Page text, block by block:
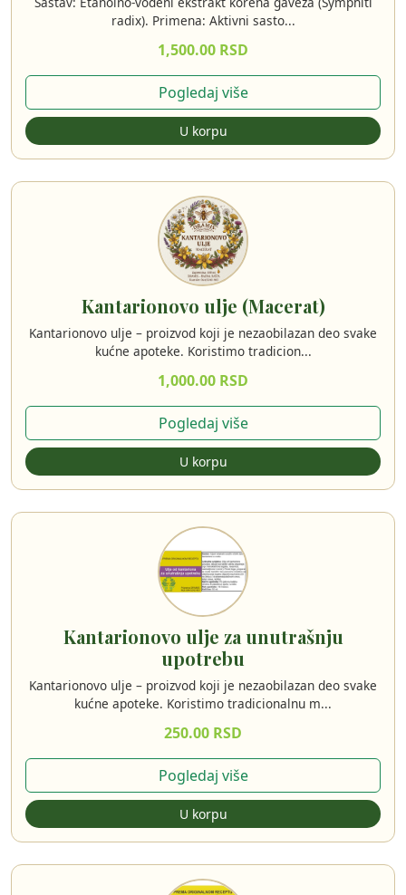
radix). Primena: Aktivni sasto...
1,500.00 RSD
Pogledaj više
U korpu
Kantarionovo ulje (Macerat)
Kantarionovo ulje – proizvod koji je nezaobilazan deo svake
kućne apoteke. Koristimo tradicion...
1,000.00 RSD
Pogledaj više
U korpu
Kantarionovo ulje za unutrašnju
upotrebu
Kantarionovo ulje – proizvod koji je nezaobilazan deo svake
kućne apoteke. Koristimo tradicionalnu m...
250.00 RSD
Pogledaj više
U korpu